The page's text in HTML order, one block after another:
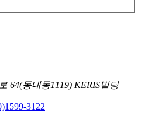
64(동내동1119) KERIS빌딩
1599-3122